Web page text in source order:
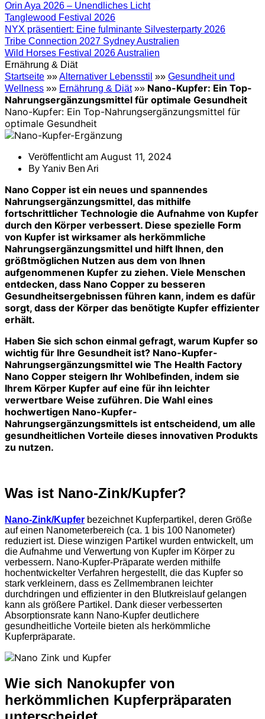
Orin Aya 2026 – Unendliches Licht
Tanglewood Festival 2026
NYX präsentiert: Eine fulminante Silvesterparty 2026
Tribe Connection 2027 Sydney Australien
Wild Horses Festival 2026 Australien
Ernährung & Diät
Startseite »»Alternativer Lebensstil »» Gesundheit und
Wellness »» Ernährung & Diät»» Nano-Kupfer: Ein Top-
Nahrungsergänzungsmittel für optimale Gesundheit
Nano-Kupfer: Ein Top-Nahrungsergänzungsmittel für
optimale Gesundheit
Veröffentlicht am August 11, 2024
By Yaniv Ben Ari
Nano Copper ist ein neues und spannendes
Nahrungsergänzungsmittel, das mithilfe
fortschrittlicher Technologie die Aufnahme von Kupfer
durch den Körper verbessert. Diese spezielle Form
von Kupfer ist wirksamer als herkömmliche
Nahrungsergänzungsmittel und hilft Ihnen, den
größtmöglichen Nutzen aus dem von Ihnen
aufgenommenen Kupfer zu ziehen. Viele Menschen
entdecken, dass Nano Copper zu besseren
Gesundheitsergebnissen führen kann, indem es dafür
sorgt, dass der Körper das benötigte Kupfer effizienter
erhält.
Haben Sie sich schon einmal gefragt, warum Kupfer so
wichtig für Ihre Gesundheit ist? Nano-Kupfer-
Nahrungsergänzungsmittel wie The Health Factory
Nano Copper steigern Ihr Wohlbefinden, indem sie
Ihrem Körper Kupfer auf eine für ihn leichter
verwertbare Weise zuführen. Die Wahl eines
hochwertigen Nano-Kupfer-
Nahrungsergänzungsmittels ist entscheidend, um alle
gesundheitlichen Vorteile dieses innovativen Produkts
zu nutzen.
Was ist Nano-Zink/Kupfer?
Nano-Zink/Kupfer bezeichnet Kupferpartikel, deren Größe
auf einen Nanometerbereich (ca. 1 bis 100 Nanometer)
reduziert ist. Diese winzigen Partikel wurden entwickelt, um
die Aufnahme und Verwertung von Kupfer im Körper zu
verbessern. Nano-Kupfer-Präparate werden mithilfe
hochentwickelter Verfahren hergestellt, die das Kupfer so
stark verkleinern, dass es Zellmembranen leichter
durchdringen und effizienter in den Blutkreislauf gelangen
kann als größere Partikel. Dank dieser verbesserten
Absorptionsrate kann Nano-Kupfer deutlichere
gesundheitliche Vorteile bieten als herkömmliche
Kupferpräparate.
Wie sich Nanokupfer von
herkömmlichen Kupferpräparaten